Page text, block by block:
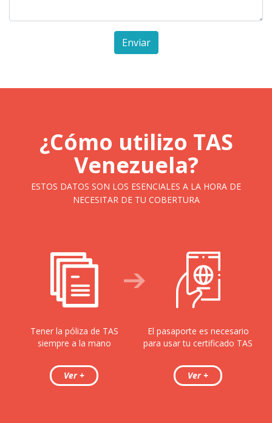
Enviar
¿Cómo utilizo TAS
Venezuela?
ESTOS DATOS SON LOS ESENCIALES A LA HORA DE
NECESITAR DE TU COBERTURA
Tener la póliza de TAS
siempre a la mano
El pasaporte es necesario
para usar tu certificado TAS